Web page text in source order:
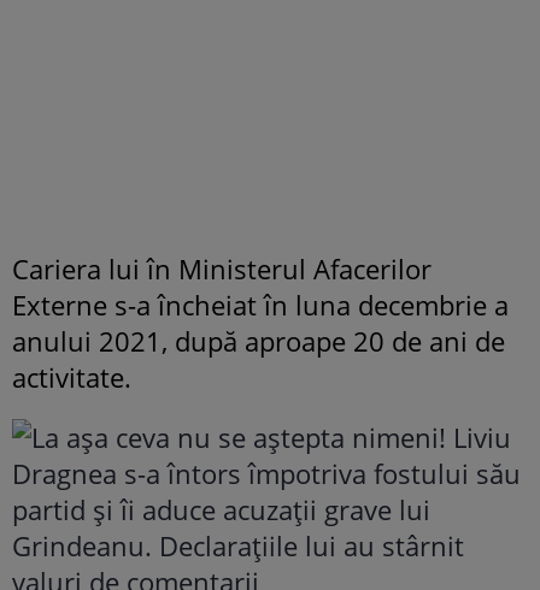
Cariera lui în Ministerul Afacerilor
Externe s-a încheiat în luna decembrie a
anului 2021, după aproape 20 de ani de
activitate.